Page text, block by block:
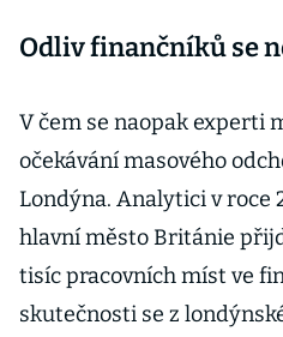
Odliv finančníků se
V čem se naopak experti
očekávání masového
Londýna. Analytici v roce
hlavní město Británie
tisíc pracovních míst ve
skutečnosti se z